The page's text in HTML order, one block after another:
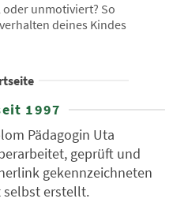
unmotiviert? So
deines Kindes
1997
Pädagogin Uta
geprüft und
gekennzeichneten
selbst erstellt.